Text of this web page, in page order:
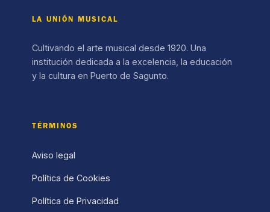
LA UNIÓN MUSICAL
Cultivando el arte musical desde 1920. Una
institución dedicada a la excelencia, la educación
y la cultura en Puerto de Sagunto.
TÉRMINOS
Aviso legal
Política de Cookies
Política de Privacidad